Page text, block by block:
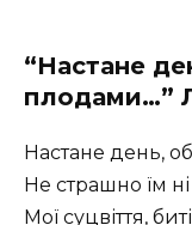
“Настане
плодами…”
Настане день,
Не страшно їм
Мої суцвіття,